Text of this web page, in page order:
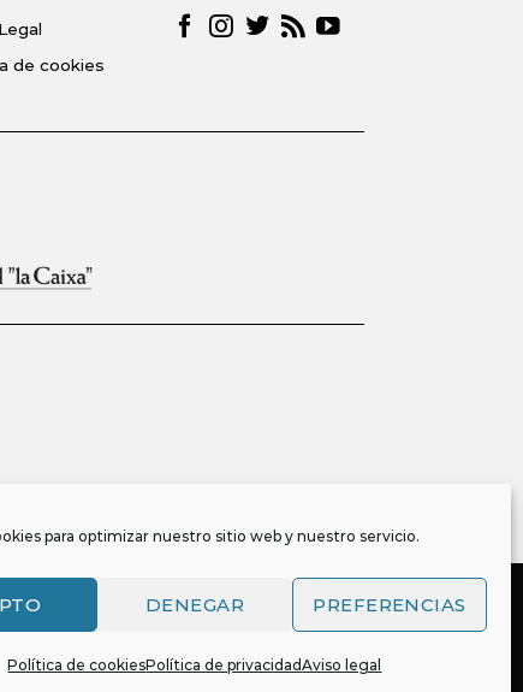
para optimizar nuestro sitio web y nuestro servicio.
DENEGAR PREFERENCIAS
Política de cookiesPolítica de privacidadAviso legal
de cookies
también titular o tiene la correspondiente